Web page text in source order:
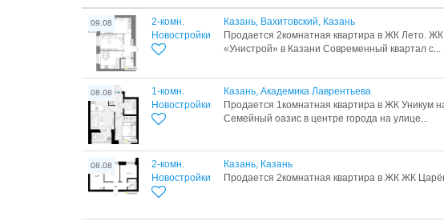
09.08
2-комн.
Новостройки
Казань, Вахитовский, Казань
Продается 2комнатная квартира в ЖК Лето.
«Унистрой» в Казани Современный квартал с...
08.08
1-комн.
Новостройки
Казань, Академика Лаврентьева
Продается 1комнатная квартира в ЖК Уникум
Семейный оазис в центре города на улице...
08.08
2-комн.
Новостройки
Казань, Казань
Продается 2комнатная квартира в ЖК ЖК